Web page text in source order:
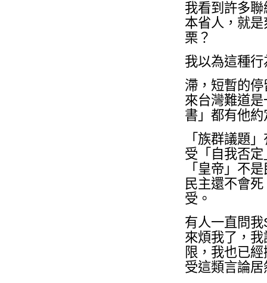
我看到許多
本省人，就
栗？
我以為這種
滯，短暫的
來台灣難道
書」都有他
「族群議題
受「自我否
「皇帝」不
民主還不會
受。
有人一直問
來煩我了，
限，我也已
受這類言論